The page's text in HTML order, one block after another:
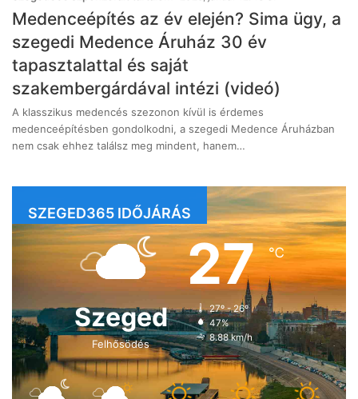
Medenceépítés az év elején? Sima ügy, a
szegedi Medence Áruház 30 év
tapasztalattal és saját
szakembergárdával intézi (videó)
A klasszikus medencés szezonon kívül is érdemes
medenceépítésben gondolkodni, a szegedi Medence Áruházban
nem csak ehhez találsz meg mindent, hanem…
SZEGED365 IDŐJÁRÁS
Szeged
Felhősödés
27℃
27º - 26º
47%
8.88 km/h